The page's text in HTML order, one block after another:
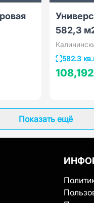
582,3
582.3
Показать ещё